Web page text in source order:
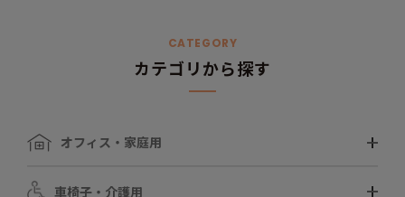
CATEGORY
カテゴリから探す
オフィス・家庭用
車椅子・介護用